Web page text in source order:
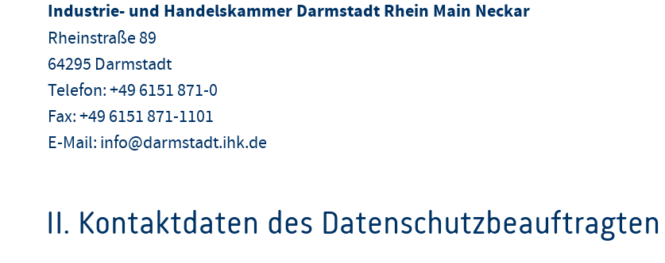
Industrie- und Handelskammer Darmstadt Rhein Main Neckar
Rheinstraße 89
64295 Darmstadt
Telefon: +49 6151 871-0
Fax: +49 6151 871-1101
E-Mail: info@darmstadt.ihk.de
II. Kontaktdaten des Datenschutzbeauftragten